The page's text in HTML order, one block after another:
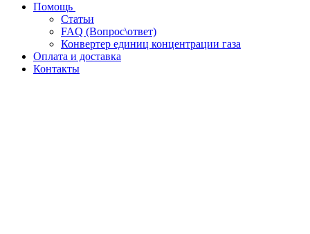
Помощь
Статьи
FAQ (Вопрос\ответ)
Конвертер единиц концентрации газа
Оплата и доставка
Контакты